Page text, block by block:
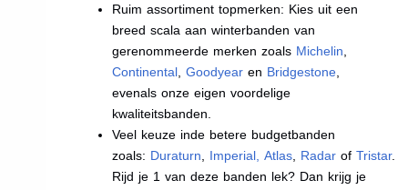
Ruim assortiment topmerken: Kies uit een
breed scala aan winterbanden van
gerenommeerde merken zoals Michelin
Continental ,Goodyear en Bridgestone
evenals onze eigen voordelige
kwaliteitsbanden.
Veel keuze inde betere budgetbanden
zoals: Duraturn Imperial Atlas Radar ofTristar.
Rijd je 1 van deze banden lek? Dan krijg je